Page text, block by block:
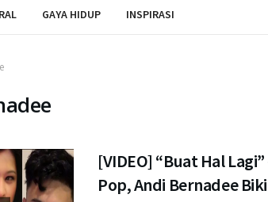
GAYA HIDUP INSPIRASI
[VIDEO] “Buat Hal
Pop, Andi Bernadee